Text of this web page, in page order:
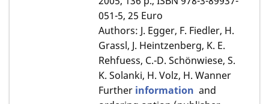
051-5, 25 Euro
Authors: J. Egger, F. Fiedler, H.
Grassl, J. Heintzenberg, K. E.
Rehfuess, C.-D. Schönwiese, S.
K. Solanki, H. Volz, H. Wanner
Further information and